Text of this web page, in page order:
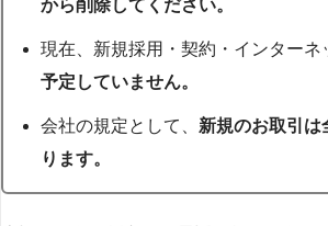
から削除してください。
現在、新規採用・契約・インターネ
予定していません。
会社の規定として、 新規のお取引は
ります。